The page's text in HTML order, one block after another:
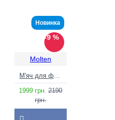
Новинка
-9 %
Molten
1999 грн. 2190
грн.